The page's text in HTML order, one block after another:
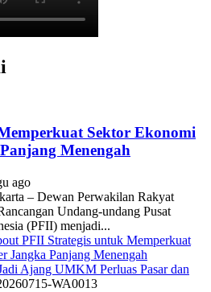
Sektor Ekonomi
Menengah
ago
– Dewan Perwakilan Rakyat
Undang-undang Pusat
(PFII) menjadi...
PFII Strategis untuk Memperkuat
Jangka Panjang Menengah
Ajang UMKM Perluas Pasar dan